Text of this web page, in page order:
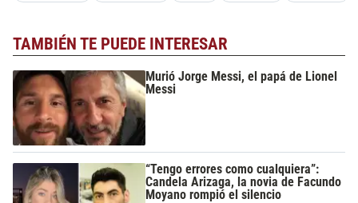
TAMBIÉN TE PUEDE INTERESAR
Murió Jorge Messi, el papá de Lionel
Messi
“Tengo errores como cualquiera”:
Candela Arizaga, la novia de Facundo
Moyano rompió el silencio